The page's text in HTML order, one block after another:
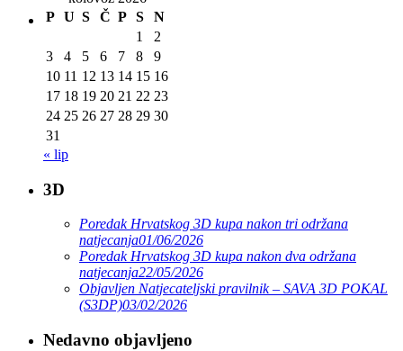
P U S Č P S
N
1
2
3
4 5 6 7 8
9
10 11 12 13 14 15 16
17 18 19 20 21 22 23
24 25 26 27 28 29 30
31
« lip
3D
Poredak Hrvatskog 3D kupa nakon tri održana
natjecanja01/06/2026
Poredak Hrvatskog 3D kupa nakon dva održana
natjecanja22/05/2026
Objavljen Natjecateljski pravilnik – SAVA 3D POKAL
(S3DP)03/02/2026
Nedavno objavljeno